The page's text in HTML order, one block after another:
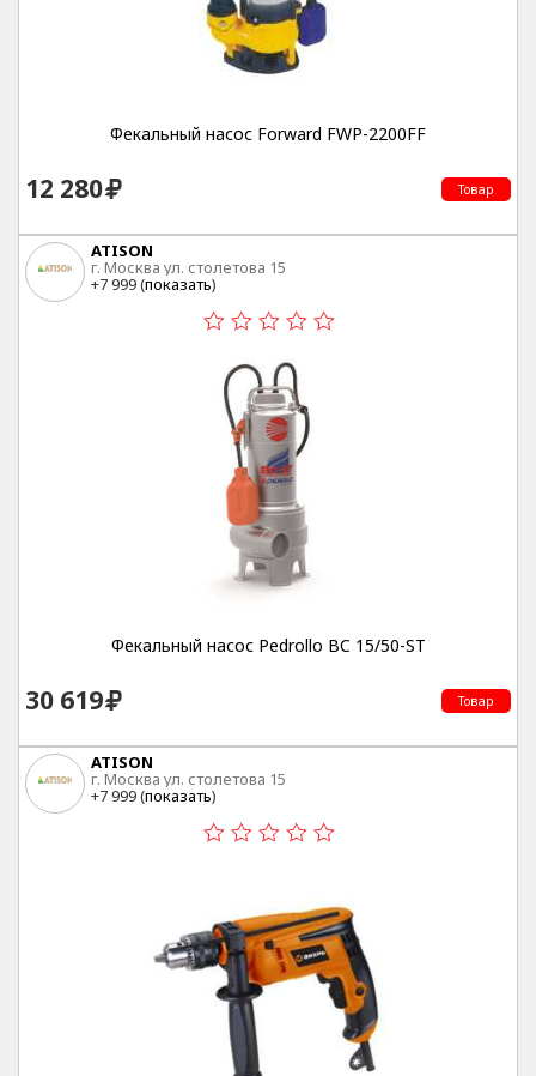
Фекальный насос Forward FWP-2200FF
12 280 Товар
ATISON
г. Москва ул. столетова 15
+7 999 (показать)
Фекальный насос Pedrollo BC 15/50-ST
30 619 Товар
ATISON
г. Москва ул. столетова 15
+7 999 (показать)